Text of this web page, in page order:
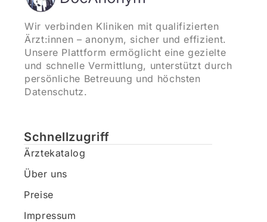
Wir verbinden Kliniken mit qualifizierten
Ärzt:innen – anonym, sicher und effizient.
Unsere Plattform ermöglicht eine gezielte
und schnelle Vermittlung, unterstützt durch
persönliche Betreuung und höchsten
Datenschutz.
Schnellzugriff
Ärztekatalog
Über uns
Preise
Impressum